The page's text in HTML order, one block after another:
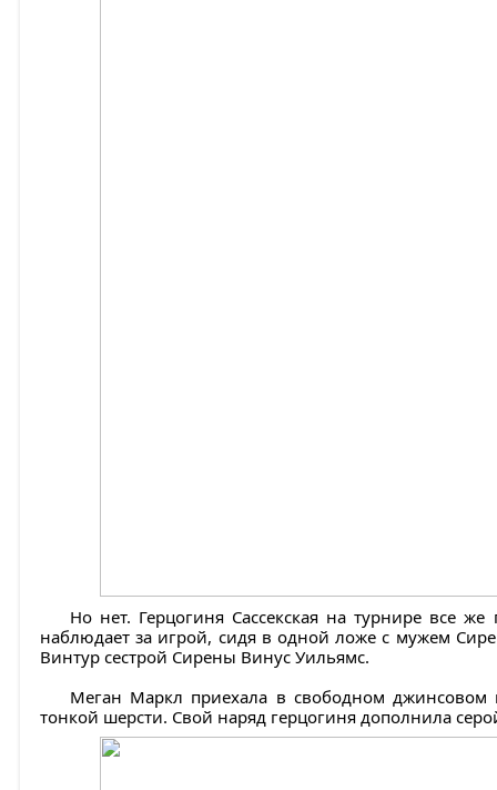
Но нет. Герцогиня Сассекская на турнире все
наблюдает за игрой, сидя в одной ложе с мужем
Винтур сестрой Сирены Винус Уильямс.
Меган Маркл приехала в свободном джинсовом
тонкой шерсти. Свой наряд герцогиня дополнила